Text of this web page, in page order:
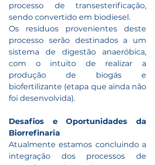
processo de transesterificação,
sendo convertido em biodiesel.
Os resíduos provenientes deste
processo serão destinados a um
sistema de digestão anaeróbica,
com o intuito de realizar a
produção de biogás e
biofertilizante (etapa que ainda não
foi desenvolvida).
Desafios e Oportunidades da
Biorrefinaria
Atualmente estamos concluindo a
integração dos processos de